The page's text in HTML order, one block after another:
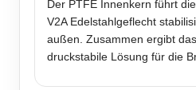
Der PTFE Innenkern führt
V2A Edelstahlgeflecht
außen. Zusammen ergibt
druckstabile Lösung für die